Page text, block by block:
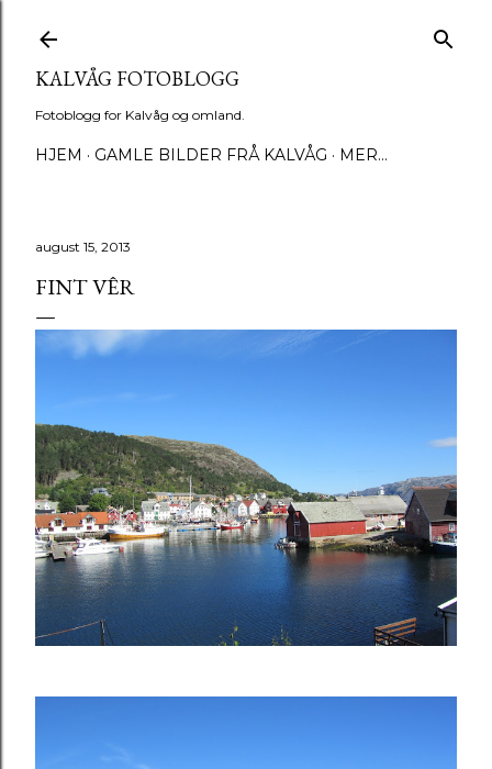
KALVÅG FOTOBLOGG
Fotoblogg for Kalvåg og omland.
HJEM GAMLE BILDER FRÅ KALVÅG MER…
august 15, 2013
FINT VÊR